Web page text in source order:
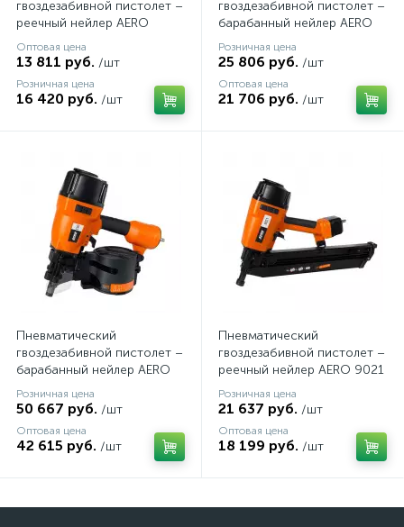
гвоздезабивной пистолет –
реечный нейлер AERO
C1564
Оптовая цена
13 811 руб. /шт
Розничная цена
16 420 руб. /шт
гвоздезабивной пистолет –
барабанный нейлер AERO
C45
Розничная цена
25 806 руб. /шт
Оптовая цена
21 706 руб. /шт
Пневматический
гвоздезабивной пистолет –
барабанный нейлер AERO
C90
Розничная цена
50 667 руб. /шт
Оптовая цена
42 615 руб. /шт
Пневматический
гвоздезабивной пистолет –
реечный нейлер AERO 9021
Розничная цена
21 637 руб. /шт
Оптовая цена
18 199 руб. /шт